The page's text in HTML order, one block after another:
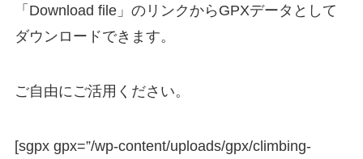
「Download file」のリンクからGPXデータとして
ダウンロードできます。
ご自由にご活用ください。
[sgpx gpx=”/wp-content/uploads/gpx/climbing-